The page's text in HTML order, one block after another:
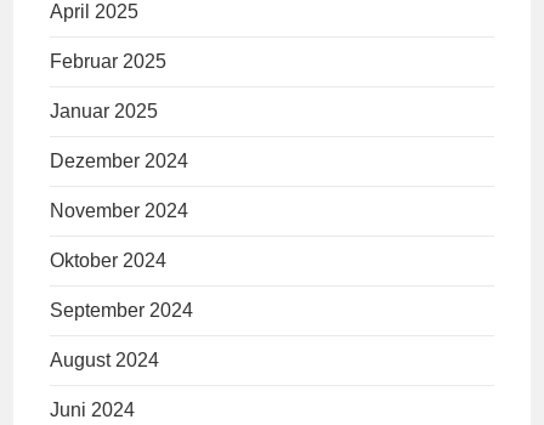
April 2025
Februar 2025
Januar 2025
Dezember 2024
November 2024
Oktober 2024
September 2024
August 2024
Juni 2024